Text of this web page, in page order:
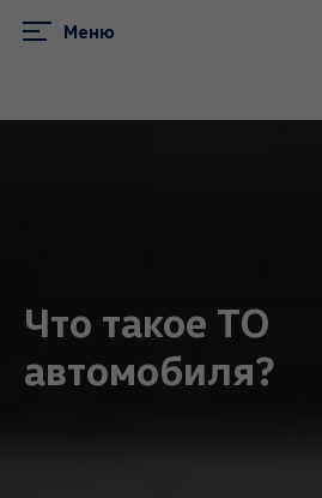
Меню
Что такое ТО
автомобиля?
Меню